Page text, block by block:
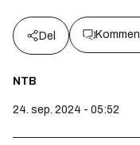
Del
NTB
24. sep. 2024 - 05:52